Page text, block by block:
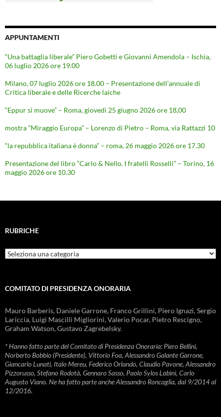
APPUNTAMENTI
“Una battaglia liberale” Piero Gobetti e Giovanni Amendola – Ischia,
06 luglio 2026 ore 19.00
Milano, 07 luglio 2026 ore 18.00 – Presentazione dell’annuale di
Critica liberale e delle Ricerche laiche
“Eppur si muove” – Roma, giovedì 25 giugno 2026 ore 18,00
mostra “Miraggio Europa” – Lorenzo di Pietro – Roma, via Rattazzi 10
“la repubblica italiana è donna” – roma, 26 maggio 2026 ore 17.30
Presentazione del libro “Carlo & Nello. I fratelli Rosselli” – Torino, 16
maggio 2026 ore 10.30
RUBRICHE
Rubriche
COMITATO DI PRESIDENZA ONORARIA
Mauro Barberis, Daniele Garrone, Franco Grillini, Piero Ignazi, Sergio
Lariccia, Luigi Mascilli Migliorini, Valerio Pocar, Pietro Rescigno,
Graham Watson, Gustavo Zagrebelsky.
* Hanno fatto parte del Comitato di Presidenza Onoraria: Piero Bellini,
Norberto Bobbio (Presidente), Vittorio Foa, Alessandro Galante Garrone,
Giancarlo Lunati, Italo Mereu, Federico Orlando, Claudio Pavone, Alessandro
Pizzorusso, Stefano Rodotà, Gennaro Sasso, Paolo Sylos Labini, Carlo
Augusto Viano. Ne ha fatto parte anche Alessandro Roncaglia, dal 9/2014 al
12/2016.